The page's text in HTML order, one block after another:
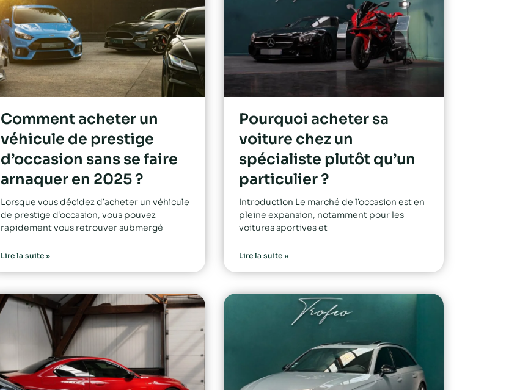
Comment acheter un
véhicule de prestige
d’occasion sans se faire
arnaquer en 2025 ?
Lorsque vous décidez d’acheter un véhicule
de prestige d’occasion, vous pouvez
rapidement vous retrouver submergé
Lire la suite »
Pourquoi acheter sa
voiture chez un
spécialiste plutôt qu’un
particulier ?
Introduction Le marché de l’occasion est en
pleine expansion, notamment pour les
voitures sportives et
Lire la suite »